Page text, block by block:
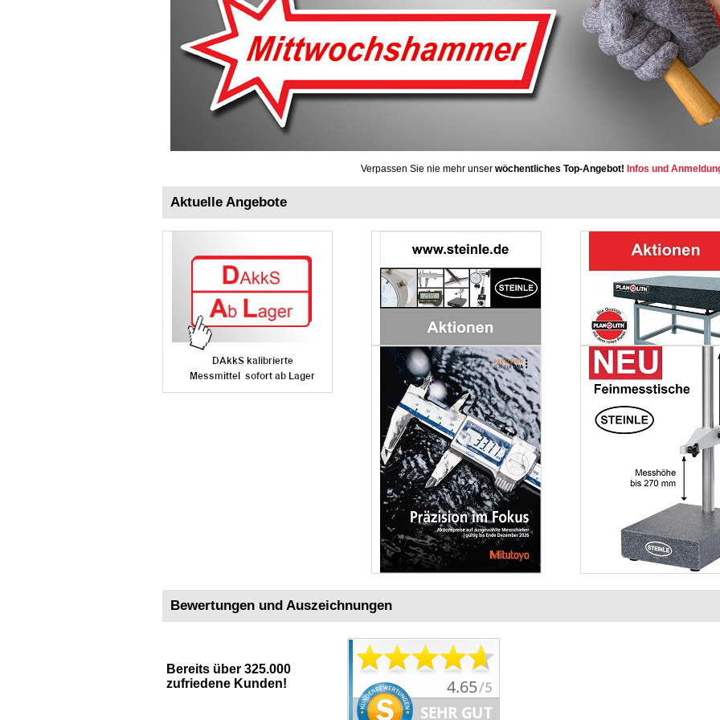
Verpassen Sie nie mehr unser wöchentliches Top-Angebot! Infos und
Aktuelle Angebote
Bewertungen und Auszeichnungen
Bereits über 325.000
zufriedene Kunden!